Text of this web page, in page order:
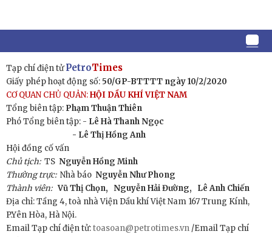
Tạp chí điện tửPetroTimes
Giấy phép hoạt động số: 50/GP-BTTTT ngày 10/2/2020
CƠ QUAN CHỦ QUẢN:HỘI DẦU KHÍ VIỆT NAM
Tổng biên tập: Phạm Thuận Thiên
Phó Tổng biên tập: - Lê Hà Thanh Ngọc
- Lê Thị Hồng Anh
Hội đồng cố vấn
Chủ tịch:TS Nguyễn Hồng Minh
Thường trực: Nhà báo Nguyễn Như Phong
Thành viên: Vũ Thị Chọn, Nguyễn Hải Đường,
Lê Anh Chiến
Địa chỉ: Tầng 4, toà nhà Viện Dầu khí Việt Nam 167 Trung Kính,
P.Yên Hòa, Hà Nội.
Email Tạp chí điện tử:toasoan@petrotimes.vn/Email Tạp chí